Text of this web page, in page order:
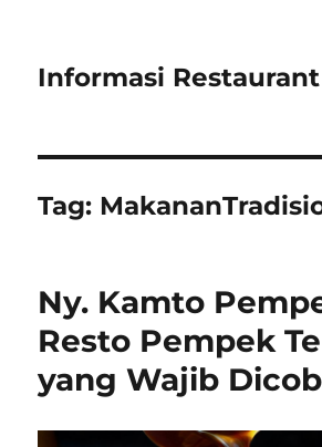
Informasi
Tag:
Ny. Kamto
Resto Pempek
yang Wajib